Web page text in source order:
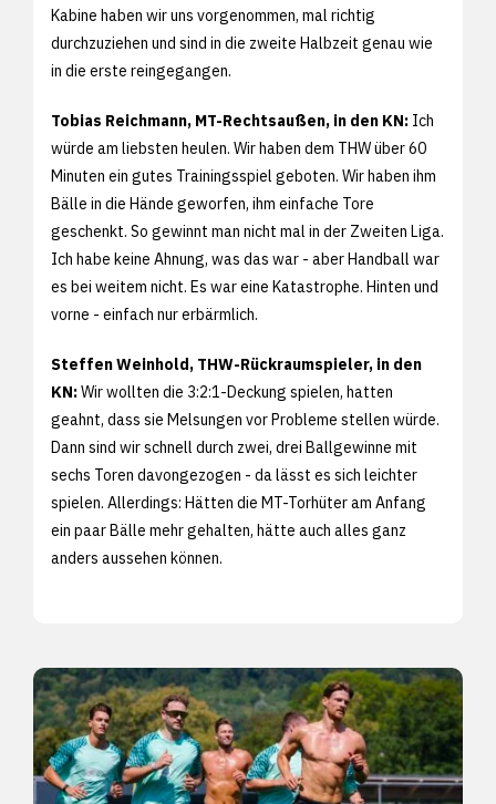
Kabine haben wir uns vorgenommen, mal richtig
durchzuziehen und sind in die zweite Halbzeit genau wie
in die erste reingegangen.
Tobias Reichmann, MT-Rechtsaußen, in den KN: Ich
würde am liebsten heulen. Wir haben dem THW über 60
Minuten ein gutes Trainingsspiel geboten. Wir haben ihm
Bälle in die Hände geworfen, ihm einfache Tore
geschenkt. So gewinnt man nicht mal in der Zweiten Liga.
Ich habe keine Ahnung, was das war - aber Handball war
es bei weitem nicht. Es war eine Katastrophe. Hinten und
vorne - einfach nur erbärmlich.
Steffen Weinhold, THW-Rückraumspieler, in den
KN:Wir wollten die 3:2:1-Deckung spielen, hatten
geahnt, dass sie Melsungen vor Probleme stellen würde.
Dann sind wir schnell durch zwei, drei Ballgewinne mit
sechs Toren davongezogen - da lässt es sich leichter
spielen. Allerdings: Hätten die MT-Torhüter am Anfang
ein paar Bälle mehr gehalten, hätte auch alles ganz
anders aussehen können.